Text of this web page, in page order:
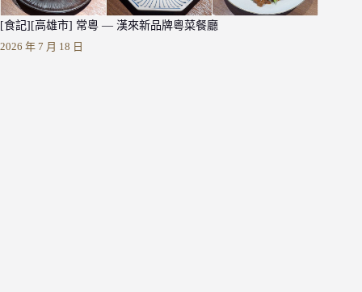
[食記][高雄市] 常粵 — 漢來新品牌粵菜餐廳
2026 年 7 月 18 日